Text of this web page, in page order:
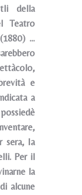
della
Teatro
...
e
a
sera, Ia
Per il
la
alcune